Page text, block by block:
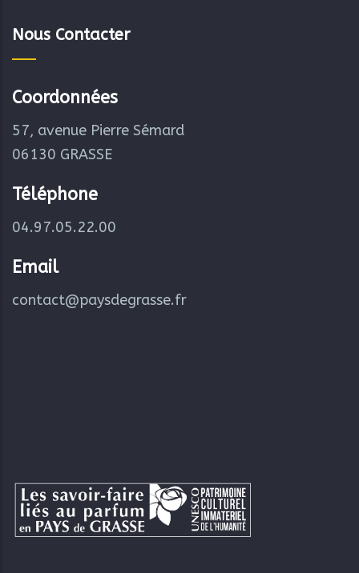
Nous Contacter
Coordonnées
57, avenue Pierre Sémard
06130 GRASSE
Téléphone
04.97.05.22.00
Email
contact@paysdegrasse.fr